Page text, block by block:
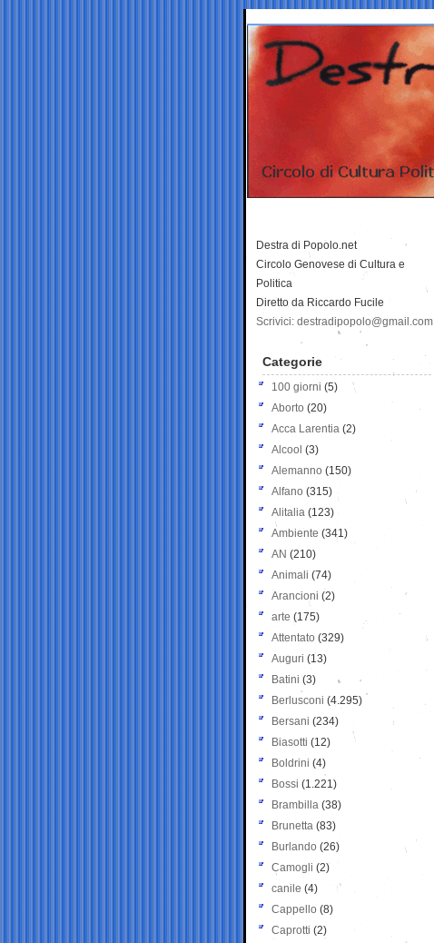
Destra di Popolo.net
Circolo Genovese di Cultura e
Politica
Diretto da Riccardo Fucile
Scrivici: destradipopolo@gmail.com
Categorie
100 giorni (5)
Aborto (20)
Acca Larentia (2)
Alcool (3)
Alemanno (150)
Alfano (315)
Alitalia (123)
Ambiente (341)
AN (210)
Animali (74)
Arancioni (2)
arte (175)
Attentato (329)
Auguri (13)
Batini (3)
Berlusconi (4.295)
Bersani (234)
Biasotti (12)
Boldrini (4)
Bossi (1.221)
Brambilla (38)
Brunetta (83)
Burlando (26)
Camogli (2)
canile (4)
Cappello (8)
Caprotti (2)